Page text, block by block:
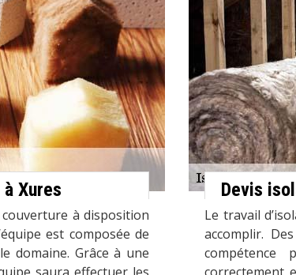
Xures
à disposition
est composée de
domaine. Grâce à une
Devis
Le travail
accomplir.
compétence